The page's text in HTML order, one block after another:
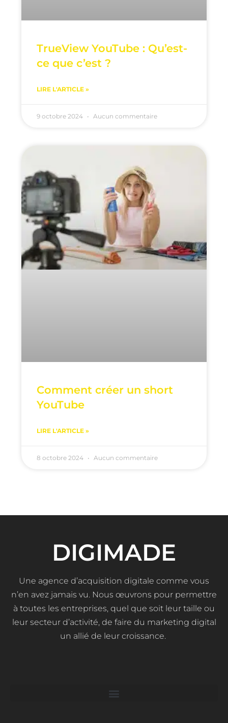
TrueView YouTube : Qu’est-
ce que c’est ?
LIRE L'ARTICLE »
9 octobre 2024 Aucun commentaire
Comment créer un short
YouTube
LIRE L'ARTICLE »
8 octobre 2024 Aucun commentaire
DIGIMADE
Une agence d’acquisition digitale comme vous
n’en avez jamais vu. Nous œuvrons pour permettre
à toutes les entreprises, quel que soit leur taille ou
leur secteur d’activité, de faire du marketing digital
un allié de leur croissance.